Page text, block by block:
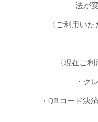
法が
〈ご利用い
〈現在ご
・ク
・QRコード決